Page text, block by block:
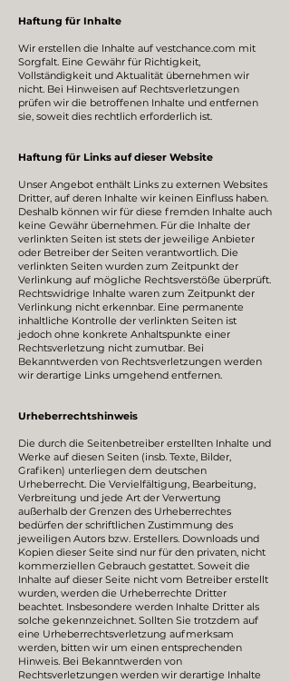
Haftung für Inhalte
Wir erstellen die Inhalte auf vestchance.com mit
Sorgfalt. Eine Gewähr für Richtigkeit,
Vollständigkeit und Aktualität übernehmen wir
nicht. Bei Hinweisen auf Rechtsverletzungen
prüfen wir die betroffenen Inhalte und entfernen
sie, soweit dies rechtlich erforderlich ist.
Haftung für Links auf dieser Website
Unser Angebot enthält Links zu externen Websites
Dritter, auf deren Inhalte wir keinen Einfluss haben.
Deshalb können wir für diese fremden Inhalte auch
keine Gewähr übernehmen. Für die Inhalte der
verlinkten Seiten ist stets der jeweilige Anbieter
oder Betreiber der Seiten verantwortlich. Die
verlinkten Seiten wurden zum Zeitpunkt der
Verlinkung auf mögliche Rechtsverstöße überprüft.
Rechtswidrige Inhalte waren zum Zeitpunkt der
Verlinkung nicht erkennbar. Eine permanente
inhaltliche Kontrolle der verlinkten Seiten ist
jedoch ohne konkrete Anhaltspunkte einer
Rechtsverletzung nicht zumutbar. Bei
Bekanntwerden von Rechtsverletzungen werden
wir derartige Links umgehend entfernen.
Urheberrechtshinweis
Die durch die Seitenbetreiber erstellten Inhalte und
Werke auf diesen Seiten (insb. Texte, Bilder,
Grafiken) unterliegen dem deutschen
Urheberrecht. Die Vervielfältigung, Bearbeitung,
Verbreitung und jede Art der Verwertung
außerhalb der Grenzen des Urheberrechtes
bedürfen der schriftlichen Zustimmung des
jeweiligen Autors bzw. Erstellers. Downloads und
Kopien dieser Seite sind nur für den privaten, nicht
kommerziellen Gebrauch gestattet. Soweit die
Inhalte auf dieser Seite nicht vom Betreiber erstellt
wurden, werden die Urheberrechte Dritter
beachtet. Insbesondere werden Inhalte Dritter als
solche gekennzeichnet. Sollten Sie trotzdem auf
eine Urheberrechtsverletzung aufmerksam
werden, bitten wir um einen entsprechenden
Hinweis. Bei Bekanntwerden von
Rechtsverletzungen werden wir derartige Inhalte